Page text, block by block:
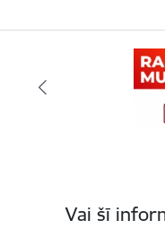
Vai šī